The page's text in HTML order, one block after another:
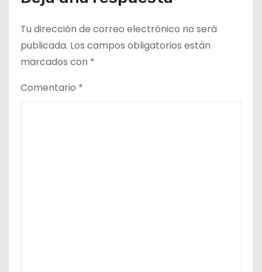
a
d
Tu dirección de correo electrónico no será
publicada. Los campos obligatorios están
marcados con *
Comentario *